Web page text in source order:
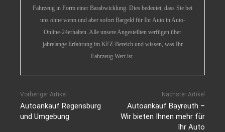
Fahrzeug in Form einer Barabwicklung. Dies bedeutet, dass Sie bei
uns ohne wenn und aber sofort Bargeld für Ihr Auto in Auto-
Online-24erhalten. Alle unsere Angestellten verfügen über
jahrelange Erfahrung im KFZ-Bereich und wissen, was Ihr
Fahrzeug Wert ist.
Vorheriger Artikel
Autoankauf Regensburg
und Umgebung
Nächster Artikel
Autoankauf Bayreuth –
Wir bieten Ihnen mehr für
Ihr Auto